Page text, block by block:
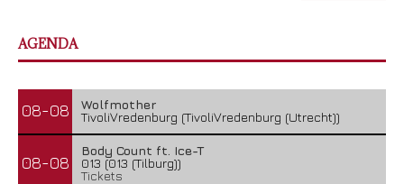
AGENDA
08-08
Wolfmother
TivoliVredenburg (TivoliVredenburg (Utrecht))
08-08
Body Count ft. Ice-T
013 (013 (Tilburg))
Tickets